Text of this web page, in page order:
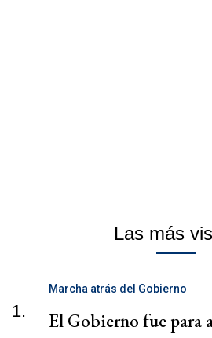
Las más
1.
Marcha atrás del Gobierno
El Gobierno fue para